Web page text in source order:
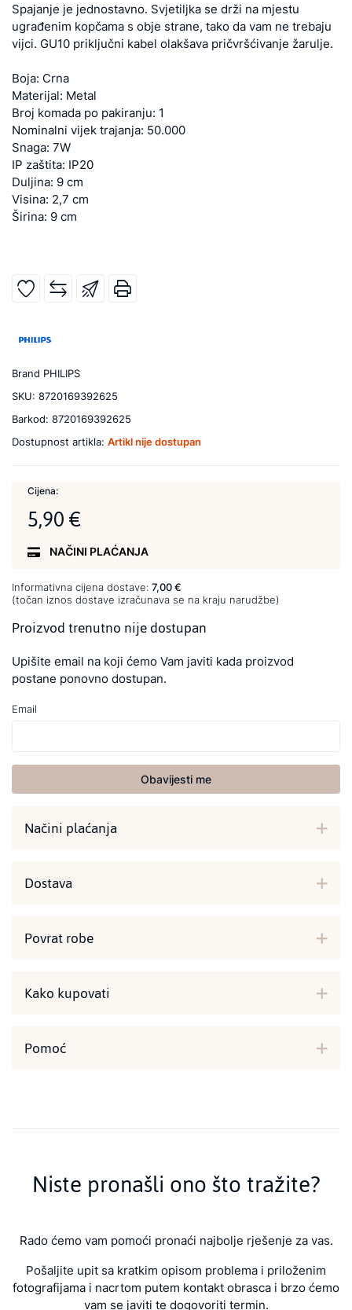
Spajanje je jednostavno. Svjetiljka se drži na mjestu
ugrađenim kopčama s obje strane, tako da vam ne trebaju
vijci. GU10 priključni kabel olakšava pričvršćivanje žarulje.
Boja: Crna
Materijal: Metal
Broj komada po pakiranju: 1
Nominalni vijek trajanja: 50.000
Snaga: 7W
IP zaštita: IP20
Duljina: 9 cm
Visina: 2,7 cm
Širina: 9 cm
Brand PHILIPS
SKU: 8720169392625
Barkod: 8720169392625
Dostupnost artikla: Artikl nije dostupan
Cijena:
5,90 €
NAČINI PLAĆANJA
Informativna cijena dostave: 7,00 €
(točan iznos dostave izračunava se na kraju narudžbe)
Proizvod trenutno nije dostupan
Upišite email na koji ćemo Vam javiti kada proizvod
postane ponovno dostupan.
Email
Obavijesti me
Načini plaćanja
Dostava
Povrat robe
Kako kupovati
Pomoć
Niste pronašli ono što tražite?
Rado ćemo vam pomoći pronaći najbolje rješenje za vas.
Pošaljite upit sa kratkim opisom problema i priloženim
fotografijama i nacrtom putem kontakt obrasca i brzo ćemo
vam se javiti te dogovoriti termin.